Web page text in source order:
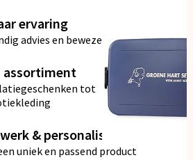
ervaring
advies en bewezen kwaliteit
assortiment
tot
& personalisatie
uniek en passend product